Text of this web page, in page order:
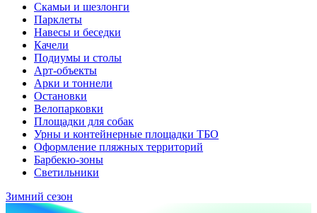
Скамьи и шезлонги
Парклеты
Навесы и беседки
Качели
Подиумы и столы
Арт-объекты
Арки и тоннели
Остановки
Велопарковки
Площадки для собак
Урны и контейнерные площадки ТБО
Оформление пляжных территорий
Барбекю-зоны
Светильники
Зимний сезон